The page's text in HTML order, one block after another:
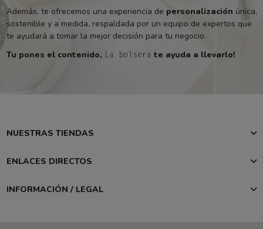
Además, te ofrecemos una experiencia de personalización única,
sostenible y a medida, respaldada por un equipo de expertos que
te ayudará a tomar la mejor decisión para tu negocio.
Tu pones el contenido, La bolsera te ayuda a llevarlo!
NUESTRAS TIENDAS
ENLACES DIRECTOS
INFORMACIÓN / LEGAL